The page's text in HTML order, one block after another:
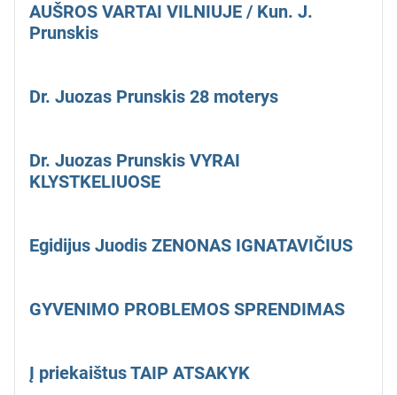
AUŠROS VARTAI VILNIUJE / Kun. J.
Prunskis
Dr. Juozas Prunskis 28 moterys
Dr. Juozas Prunskis VYRAI
KLYSTKELIUOSE
Egidijus Juodis ZENONAS IGNATAVIČIUS
GYVENIMO PROBLEMOS SPRENDIMAS
Į priekaištus TAIP ATSAKYK